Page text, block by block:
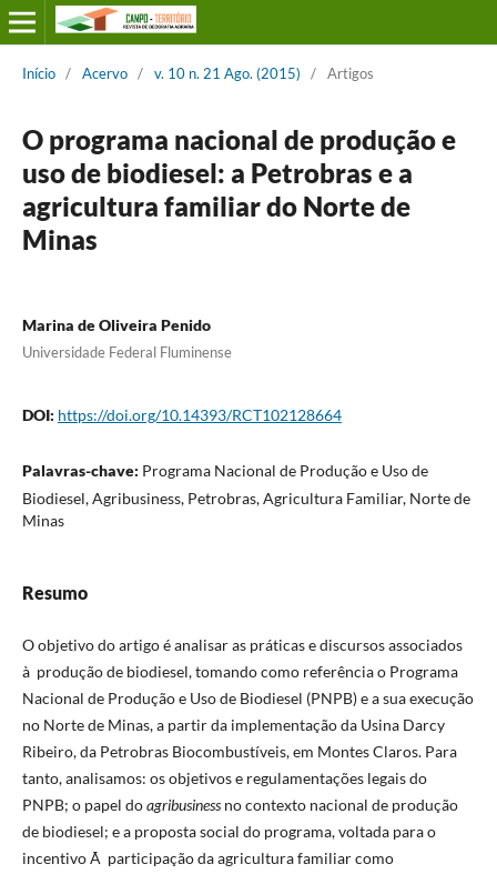
Início / Acervo / v. 10 n. 21 Ago. (2015) / Artigos
O programa nacional de produção e
uso de biodiesel: a Petrobras e a
agricultura familiar do Norte de
Minas
Marina de Oliveira Penido
Universidade Federal Fluminense
DOI: https://doi.org/10.14393/RCT102128664
Palavras-chave: Programa Nacional de Produção e Uso de
Biodiesel, Agribusiness, Petrobras, Agricultura Familiar, Norte de
Minas
Resumo
O objetivo do artigo é analisar as práticas e discursos associados
à produção de biodiesel, tomando como referência o Programa
Nacional de Produção e Uso de Biodiesel (PNPB) e a sua execução
no Norte de Minas, a partir da implementação da Usina Darcy
Ribeiro, da Petrobras Biocombustíveis, em Montes Claros. Para
tanto, analisamos: os objetivos e regulamentações legais do
PNPB; o papel doagribusinessno contexto nacional de produção
de biodiesel; e a proposta social do programa, voltada para o
incentivo Ã participação da agricultura familiar como